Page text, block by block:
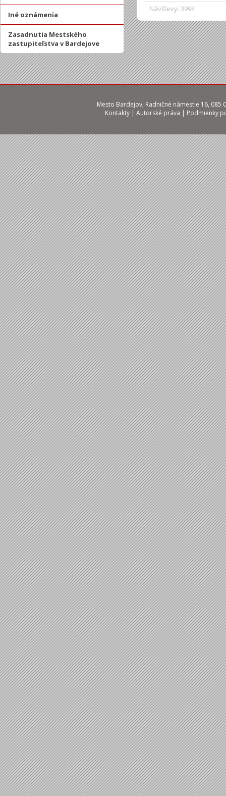
Iné oznámenia
Zasadnutia Mestského
zastupiteľstva v Bardejove
Návštevy: 3994
Mesto Bardejov, Radničné námestie 16, 085
Kontakty | Autorské práva | Podmienky